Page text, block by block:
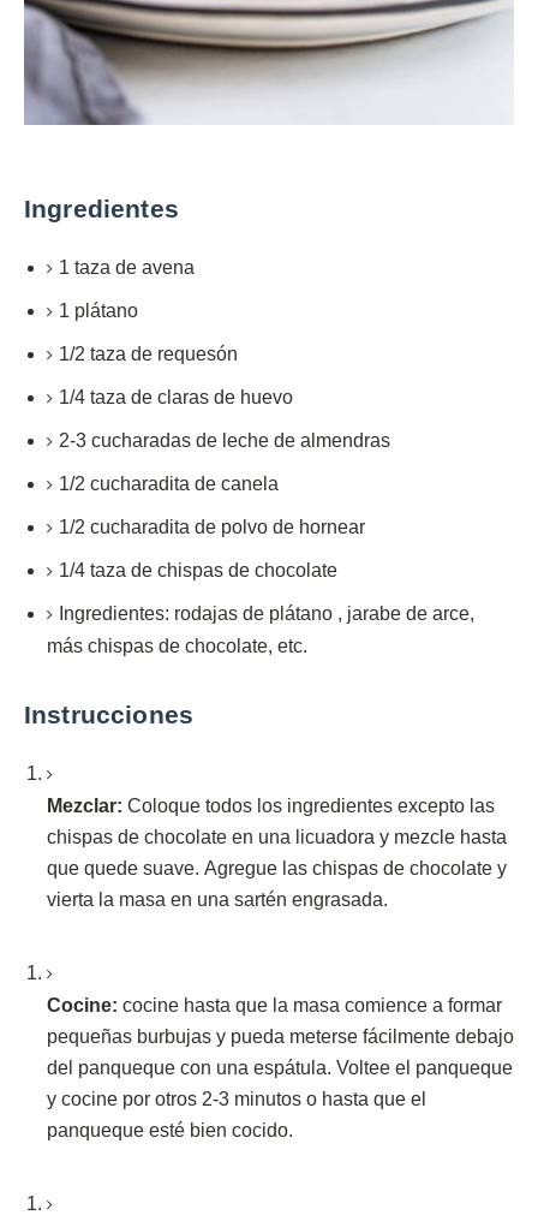
Ingredientes
1 taza de avena
1 plátano
1/2 taza de requesón
1/4 taza de claras de huevo
2-3 cucharadas de leche de almendras
1/2 cucharadita de canela
1/2 cucharadita de polvo de hornear
1/4 taza de chispas de chocolate
Ingredientes: rodajas de plátano , jarabe de arce,
más chispas de chocolate, etc.
Instrucciones
Mezclar: Coloque todos los ingredientes excepto las
chispas de chocolate en una licuadora y mezcle hasta
que quede suave. Agregue las chispas de chocolate y
vierta la masa en una sartén engrasada.
Cocine: cocine hasta que la masa comience a formar
pequeñas burbujas y pueda meterse fácilmente debajo
del panqueque con una espátula. Voltee el panqueque
y cocine por otros 2-3 minutos o hasta que el
panqueque esté bien cocido.